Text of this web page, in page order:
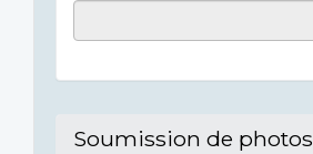
Soumission de photos